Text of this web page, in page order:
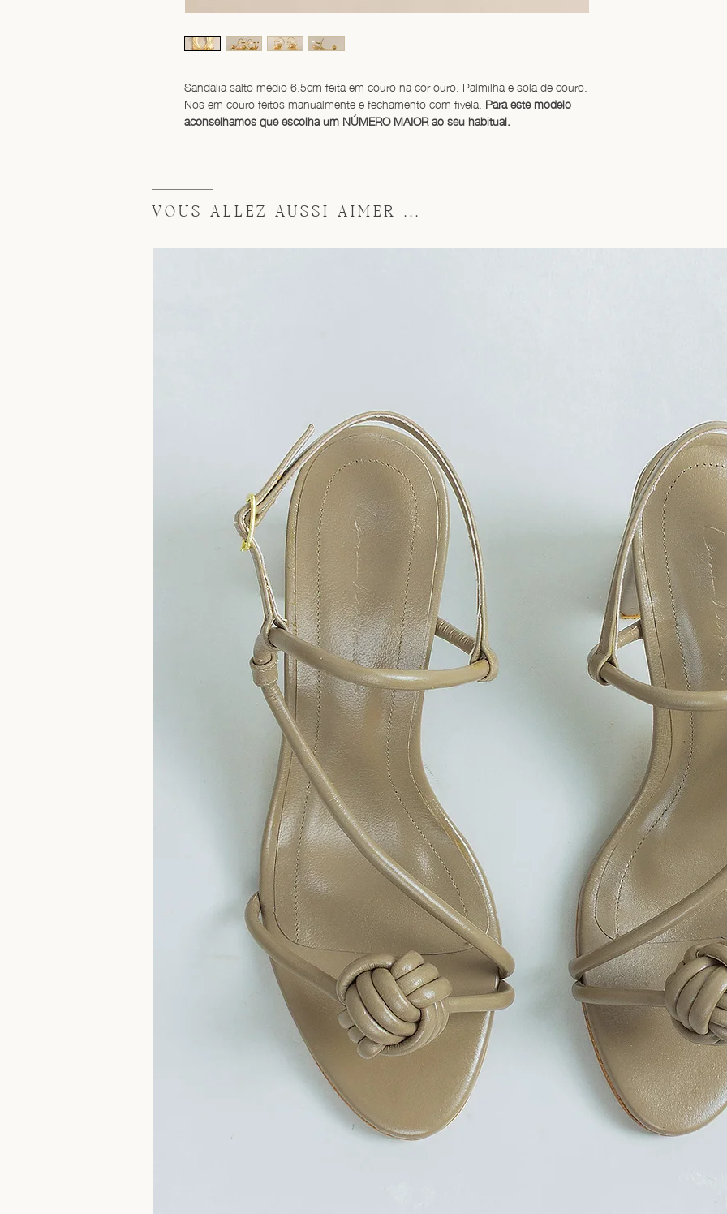
Sandalia salto médio 6.5cm feita em couro na cor ouro. Palmilha e sola de couro.
Nos em couro feitos manualmente e fechamento com fivela. Para este modelo
aconselhamos que escolha um NÚMERO MAIOR ao seu habitual.
VOUS ALLEZ AUSSI AIMER ...